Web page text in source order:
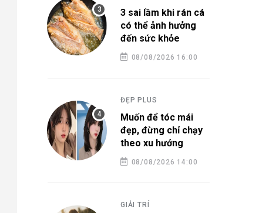
3 sai lầm khi rán cá
có thể ảnh hưởng
đến sức khỏe
08/08/2026 16:00
ĐẸP PLUS
Muốn để tóc mái
đẹp, đừng chỉ chạy
theo xu hướng
08/08/2026 14:00
GIẢI TRÍ